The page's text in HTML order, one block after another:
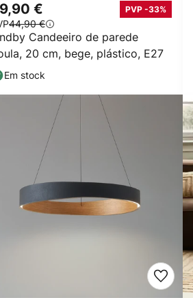
Candeeiro de parede
20 cm, bege, plástico, E27
€ PVP -33%
44,90 €
Em stock